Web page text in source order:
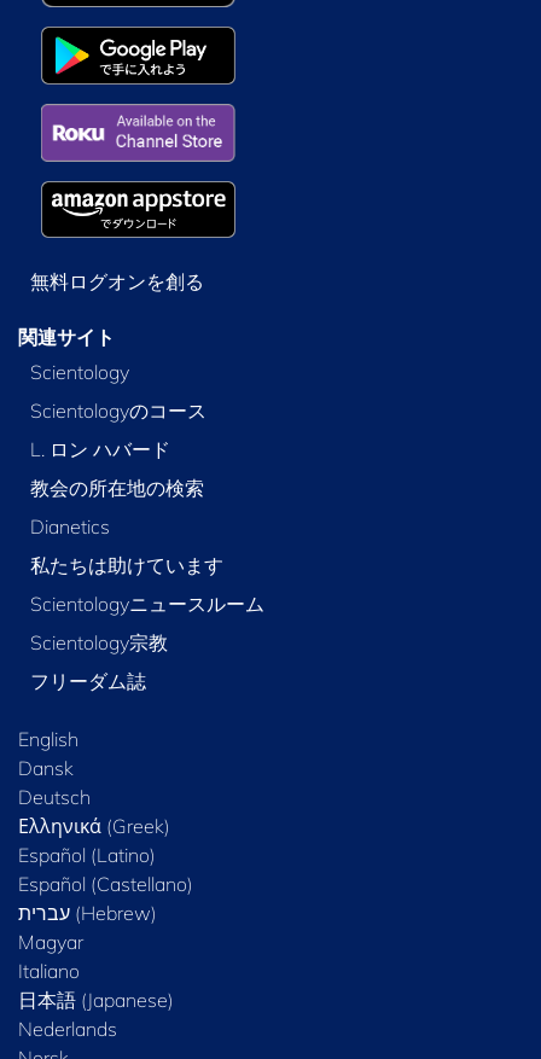
無料ログオンを創る
関連サイト
Scientology
Scientologyのコース
L. ロン ハバード
教会の所在地の検索
Dianetics
私たちは助けています
Scientologyニュースルーム
Scientology宗教
フリーダム誌
English
Dansk
Deutsch
Ελληνικά (Greek)
Español (Latino)
Español (Castellano)
Magyar
Italiano
日本語 (Japanese)
Nederlands